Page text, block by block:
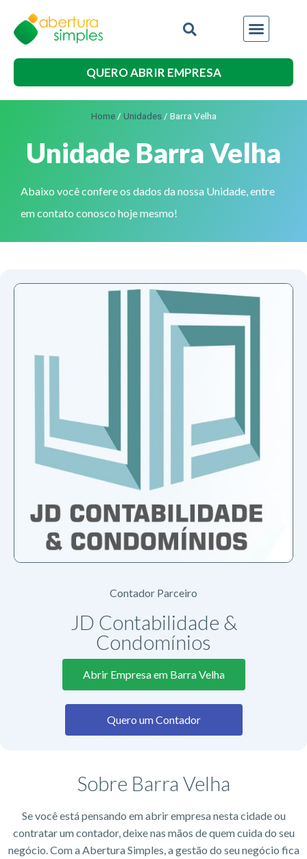
QUERO ABRIR EMPRESA
Home/ Unidades/ Barra Velha
Unidade Barra Velha
Abaixo você confere os dados da nossa Unidade, entre
em contato conosco hoje mesmo!
Contador Parceiro
JD Contabilidade &
Condomínios
Abrir Empresa em Barra Velha
Quero um Contador
Sobre Barra Velha
Se você está pensando em abrir empresa nesta cidade ou
contratar um contador, deixe nas mãos de quem cuida do seu
negócio. Com a Abertura Simples, a gestão do seu negócio fica